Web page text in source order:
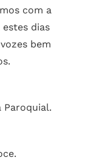
com a
dias
bem
Paroquial.